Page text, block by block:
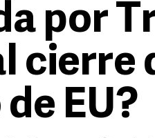
por
cierre
EU?